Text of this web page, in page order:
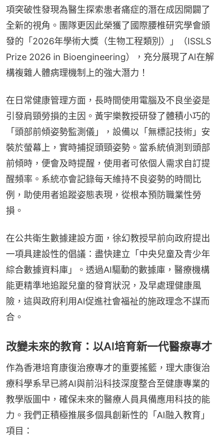
項突破性發現為醫生探索患者痛症的潛在成因開闢了
全新的視角。團隊更因此榮獲了國際腰椎研究學會頒
發的「2026年學術大獎（生物工程類別）」（ISSLS
Prize 2026 in Bioengineering），充分展現了AI在解
構複雜人體病理機制上的強大潛力！
在日常健康管理方面，長時間使用電腦及不良坐姿是
引發肩頸勞損的主因。黃宇樂教授研發了體積小巧的
「頭部前傾姿勢監測儀」，設備以「無標記技術」安
裝於螢幕上，實時捕捉頭頸姿勢。當系統偵測到頭部
前傾時，便會及時提醒，使用者可依個人需求自訂提
醒頻率。系統亦會記錄每天維持不良姿勢的時間比
例，助使用者追蹤姿態表現，從根本預防職業性勞
損。
在公共衛生數據建設方面，徐幻教授早前向政府提出
一項具建設性的倡議：盡快建立「中央兒童及青少年
綜合數據資料庫」。透過AI驅動的數據庫，醫療機構
能更精準地追蹤兒童的發育狀況，及早處理健康風
險，這與政府利用AI促進社會福祉的施政理念不謀而
合。
改變未來的教育：以AI培育新一代醫療專才
作為香港培育康復治療專才的重要搖籃，理大康復治
療科學系早已將AI與前沿科技深度整合至健康專業的
教學版圖中，確保未來的醫療人員具備應用科技的能
力。我們正積極推展多個具創新性的「AI融入教育」
項目：